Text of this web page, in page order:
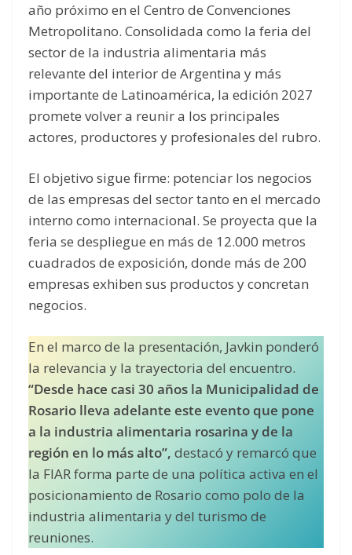
año próximo en el Centro de Convenciones
Metropolitano. Consolidada como la feria del
sector de la industria alimentaria más
relevante del interior de Argentina y más
importante de Latinoamérica, la edición 2027
promete volver a reunir a los principales
actores, productores y profesionales del rubro.
El objetivo sigue firme: potenciar los negocios
de las empresas del sector tanto en el mercado
interno como internacional. Se proyecta que la
feria se despliegue en más de 12.000 metros
cuadrados de exposición, donde más de 200
empresas exhiben sus productos y concretan
negocios.
En el marco de la presentación, Javkin ponderó
la relevancia y la trayectoria del encuentro.
“Desde hace casi 30 años la Municipalidad de
Rosario lleva adelante este evento que pone
a la industria alimentaria rosarina y de la
región en lo más alto”, destacó y remarcó que
la FIAR forma parte de una política activa en el
posicionamiento de Rosario como polo de la
industria alimentaria y del turismo de
reuniones.